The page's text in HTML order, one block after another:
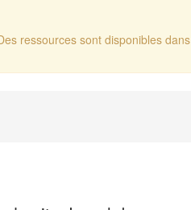
ressources sont disponibles dans